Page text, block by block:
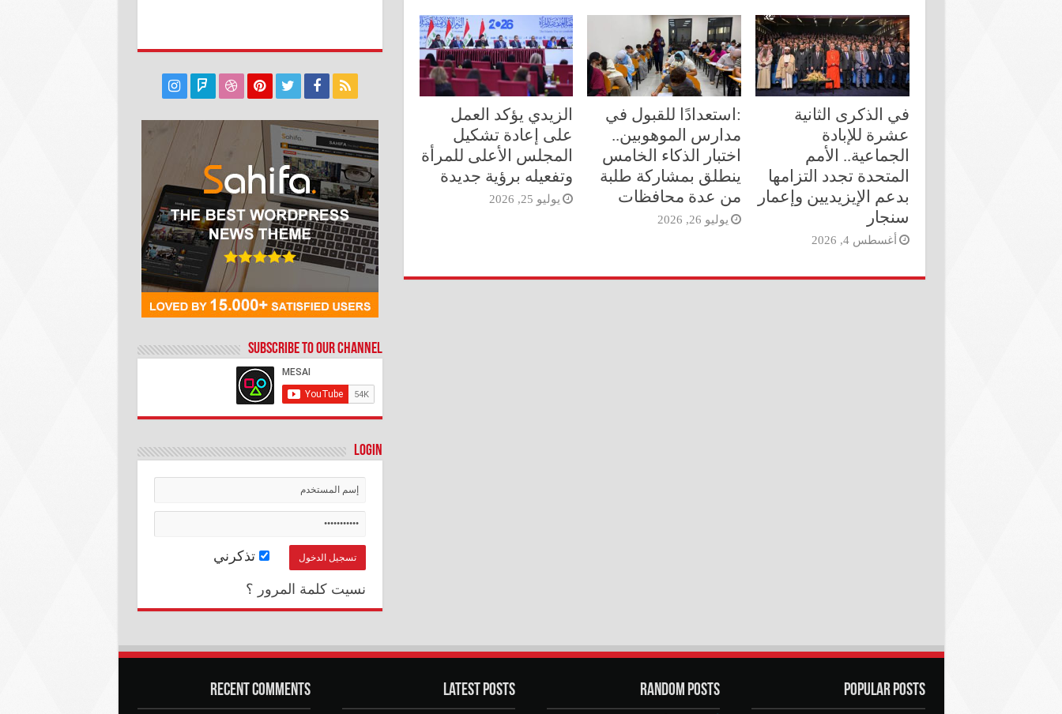
في الذكرى الثانية
عشرة للإبادة
الجماعية.. الأمم
المتحدة تجدد التزامها
بدعم الإيزيديين وإعمار
سنجار
أغسطس 4, 2026
:استعدادًا للقبول في
مدارس الموهوبين..
اختبار الذكاء الخامس
ينطلق بمشاركة طلبة
من عدة محافظات
يوليو 26, 2026
الزيدي يؤكد العمل
على إعادة تشكيل
المجلس الأعلى للمرأة
وتفعيله برؤية جديدة
يوليو 25, 2026
Subscribe to our Channel
Login
تذكرني
نسيت كلمة المرور ؟
Popular Posts
Random Posts
Latest Posts
Recent Comments